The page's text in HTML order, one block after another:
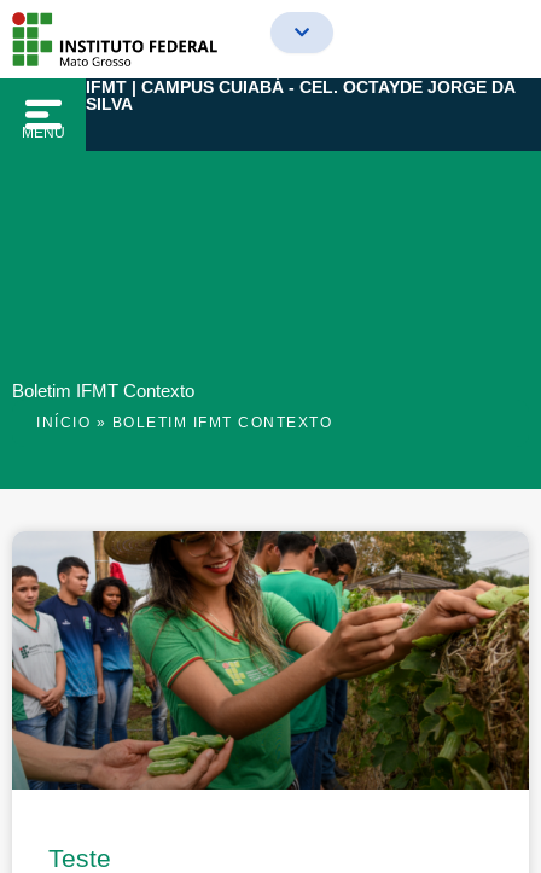
para
conteúdo
MENU
IFMT | CAMPUS CUIABÁ - CEL. OCTAYDE JORGE DA
SILVA
Boletim IFMT Contexto
INÍCIO » BOLETIM IFMT CONTEXTO
Teste